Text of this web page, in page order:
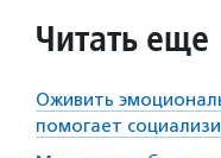
Читать еще
Оживить
помогает